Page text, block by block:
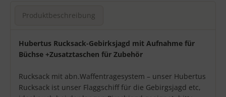
Produktbeschreibung
Produktbeschreibung
Hubertus Rucksack-Gebirksjagd mit Aufnahme für
Büchse +Zusatztaschen für Zubehör
Rucksack mit abn.Waffentragesystem – unser Hubertus
Rucksack ist unser Flaggschiff für die Gebirgsjagd etc,